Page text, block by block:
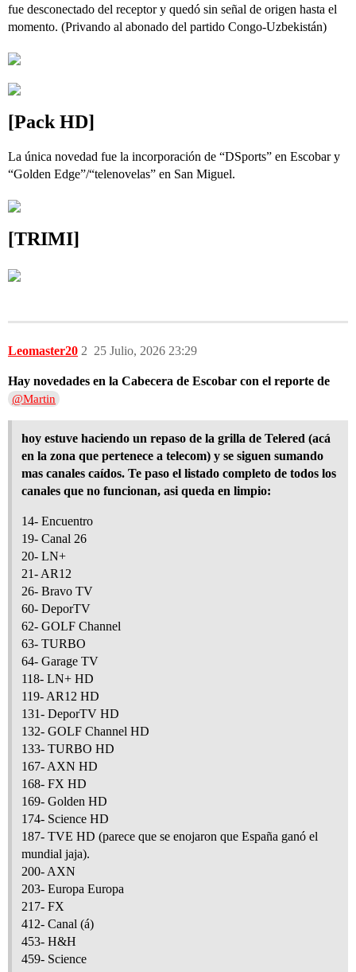
fue desconectado del receptor y quedó sin señal de origen hasta el
momento. (Privando al abonado del partido Congo-Uzbekistán)
[Pack HD]
La única novedad fue la incorporación de “DSports” en Escobar y
“Golden Edge”/“telenovelas” en San Miguel.
[TRIMI]
Leomaster20 25 Julio, 2026 23:29
2
Hay novedades en la Cabecera de Escobar con el reporte de
@Martin
hoy estuve haciendo un repaso de la grilla de Telered (acá
en la zona que pertenece a telecom) y se siguen sumando
mas canales caídos. Te paso el listado completo de todos los
canales que no funcionan, asi queda en limpio:
14- Encuentro
19- Canal 26
20- LN+
21- AR12
26- Bravo TV
60- DeporTV
62- GOLF Channel
63- TURBO
64- Garage TV
118- LN+ HD
119- AR12 HD
131- DeporTV HD
132- GOLF Channel HD
133- TURBO HD
167- AXN HD
168- FX HD
169- Golden HD
174- Science HD
187- TVE HD (parece que se enojaron que España ganó el
mundial jaja).
200- AXN
203- Europa Europa
217- FX
412- Canal (á)
453- H&H
459- Science